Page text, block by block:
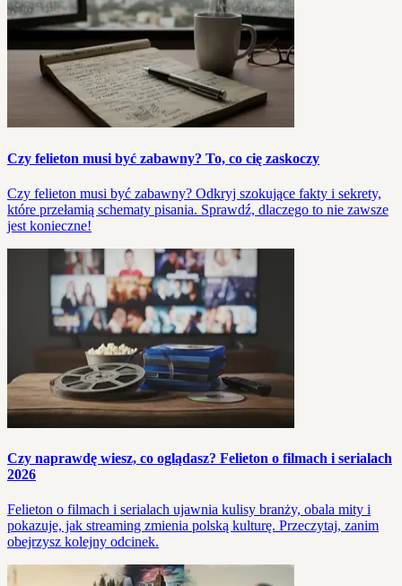
Czy felieton musi być zabawny? To, co cię zaskoczy
Czy felieton musi być zabawny? Odkryj szokujące fakty i sekrety,
które przełamią schematy pisania. Sprawdź, dlaczego to nie zawsze
jest konieczne!
Czy naprawdę wiesz, co oglądasz? Felieton o filmach i serialach
2026
Felieton o filmach i serialach ujawnia kulisy branży, obala mity i
pokazuje, jak streaming zmienia polską kulturę. Przeczytaj, zanim
obejrzysz kolejny odcinek.